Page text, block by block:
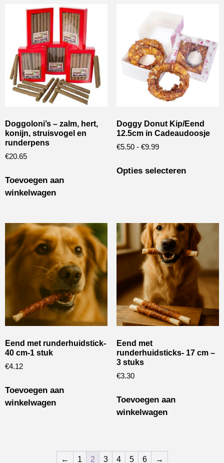
Doggoloni’s – zalm, hert,
konijn, struisvogel en
runderpens
€20.65
Toevoegen aan
winkelwagen
Doggy Donut Kip/Eend
12.5cm in Cadeaudoosje
€5.50 - €9.99
Opties selecteren
Eend met runderhuidstick-
40 cm-1 stuk
€4.12
Toevoegen aan
winkelwagen
Eend met
runderhuidsticks- 17 cm –
3 stuks
€3.30
Toevoegen aan
winkelwagen
← 1 2 3 4 5 6 →